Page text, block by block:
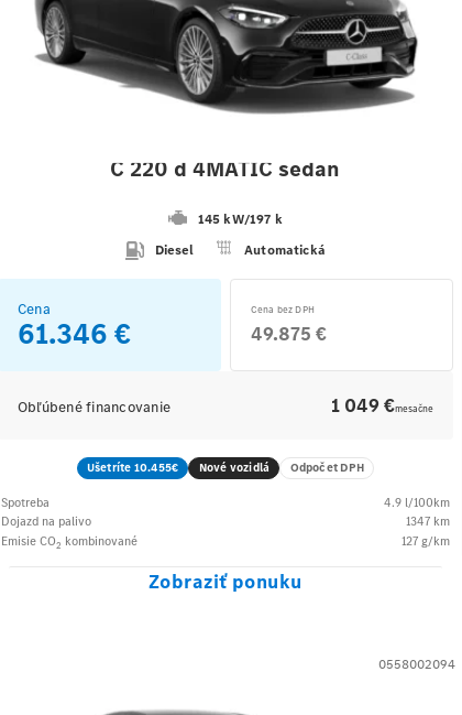
C 220 d 4MATIC sedan
145 kW/197 k
Diesel
Automatická
Cena
61.346 €
Cena bez DPH
49.875 €
Obľúbené financovanie 1 049 €mesačne
Ušetríte 10.455€ Nové vozidlá Odpočet DPH
Spotreba 4.9 l/100km
Dojazd na palivo
1347 km
Emisie CO2 kombinované 127 g/km
Zobraziť ponuku
0558002094